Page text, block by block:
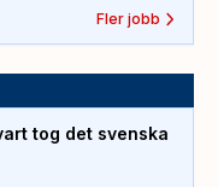
Fler jobb
tog det svenska